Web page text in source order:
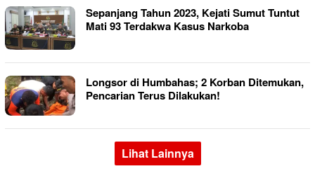
Sepanjang Tahun 2023, Kejati Sumut Tuntut
Mati 93 Terdakwa Kasus Narkoba
Longsor di Humbahas; 2 Korban Ditemukan,
Pencarian Terus Dilakukan!
Lihat Lainnya